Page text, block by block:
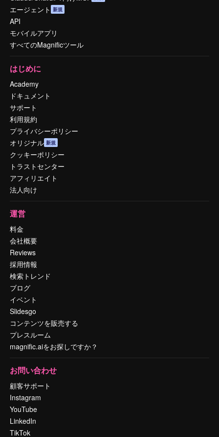
エージェント 新規
API
モバイルアプリ
すべてのMagnificツール
はじめに
Academy
ドキュメント
サポート
利用規約
プライバシーポリシー
オリジナル 新規
クッキーポリシー
トラストセンター
アフィリエイト
法人向け
運営
料金
会社概要
Reviews
採用情報
検索トレンド
ブログ
イベント
Slidesgo
コンテンツを販売する
プレスルーム
magnific.aiをお探しですか？
お問い合わせ
顧客サポート
Instagram
YouTube
LinkedIn
TikTok